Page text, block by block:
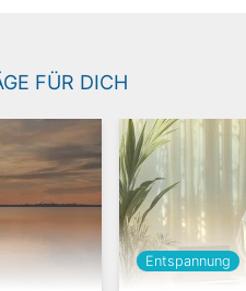
FÜR DICH
Entspannung